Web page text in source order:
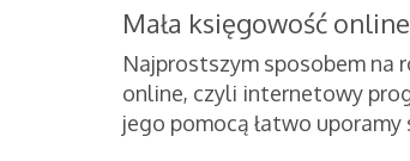
Mała księgowość
Najprostszym sposobem na
online, czyli internetowy
jego pomocą łatwo